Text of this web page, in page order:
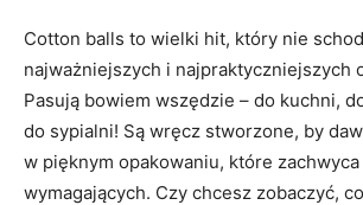
Cotton balls to wielki hit, który nie
najważniejszych i najpraktyczniejszych
Pasują bowiem wszędzie – do kuchni,
do sypialni! Są wręcz stworzone, by
w pięknym opakowaniu, które
wymagających. Czy chcesz zobaczyć,